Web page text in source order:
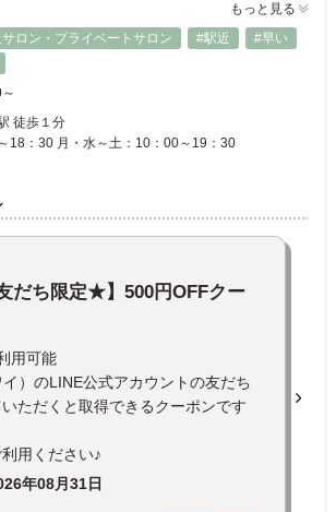
もっと見る
ロン・プライベートサロン #駅近
#早い
徒歩１分
18：30 月・水～土：10：00～19：30
だち限定★】500円OFFクー
用可能
）のLINE公式アカウントの友だち
ただくと取得できるクーポンです
用ください♪
年08月31日